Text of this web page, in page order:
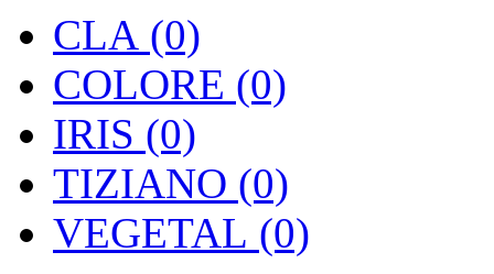
CLA (0)
COLORE (0)
IRIS (0)
TIZIANO (0)
VEGETAL (0)